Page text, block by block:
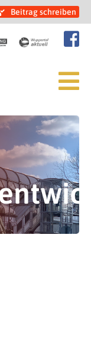
Beitrag schreiben